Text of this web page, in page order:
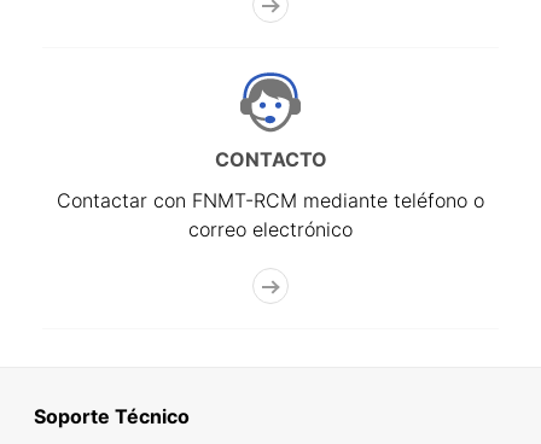
CONTACTO
Contactar con FNMT-RCM mediante teléfono o
correo electrónico
Soporte Técnico